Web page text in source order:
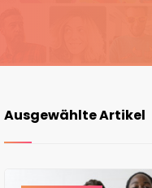
Ausgewählte Artikel